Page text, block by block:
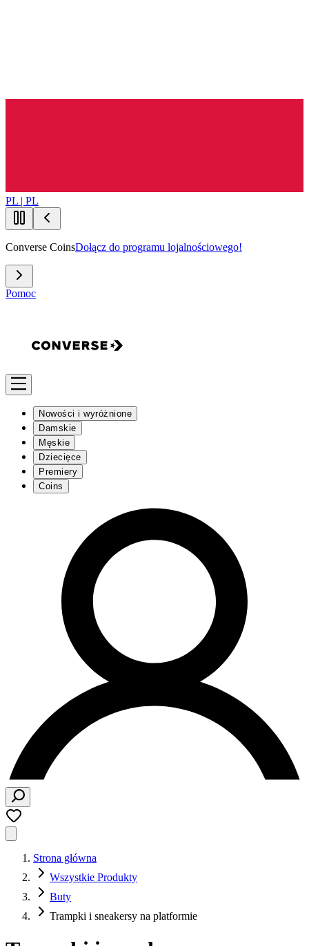
PL | PL
Converse CoinsDołącz do programu lojalnościowego!
Pomoc
Nowości i wyróżnione
Damskie
Męskie
Dziecięce
Premiery
Coins
Strona główna
Wszystkie Produkty
Buty
Trampki i sneakersy na platformie